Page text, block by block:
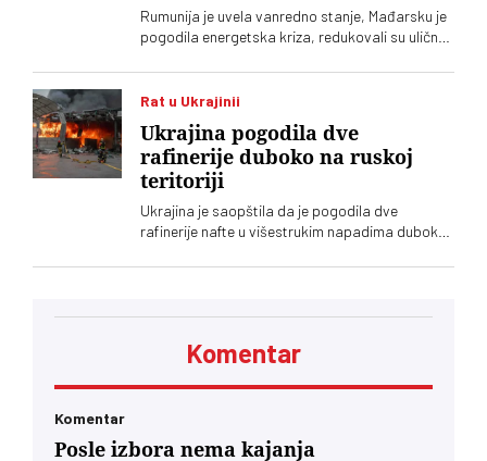
Rumunija je uvela vanredno stanje, Mađarsku je
pogodila energetska kriza, redukovali su uličnu
Rat u Ukrajinii
Ukrajina pogodila dve
rafinerije duboko na ruskoj
teritoriji
Ukrajina je saopštila da je pogodila dve
rafinerije nafte u višestrukim napadima duboko
brodovi u Crnom moru
Komentar
Komentar
Posle izbora nema kajanja